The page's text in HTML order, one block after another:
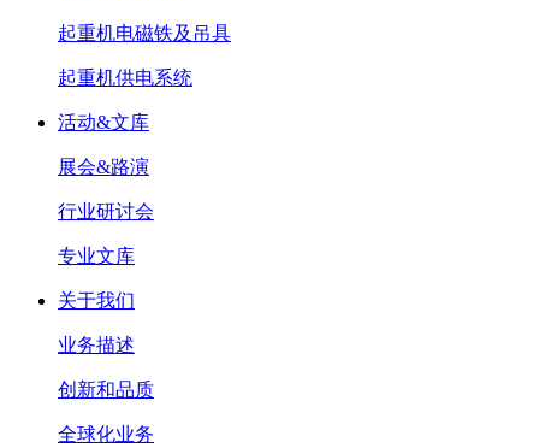
起重机电磁铁及吊具
起重机供电系统
活动&文库
展会&路演
行业研讨会
专业文库
关于我们
业务描述
创新和品质
全球化业务